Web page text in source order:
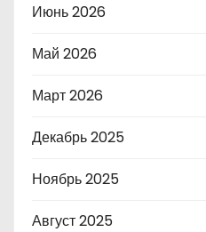
Июнь 2026
Май 2026
Март 2026
Декабрь 2025
Ноябрь 2025
Август 2025